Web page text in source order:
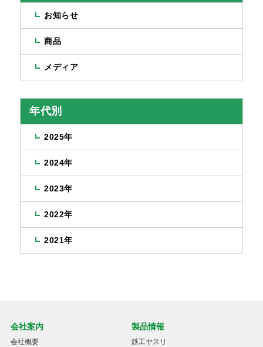
お知らせ
商品
メディア
年代別
2025年
2024年
2023年
2022年
2021年
会社案内
会社概要
製品情報
鉄工ヤスリ